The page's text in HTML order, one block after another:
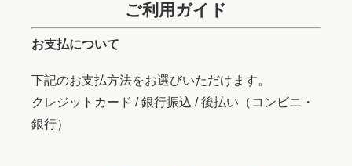
ご利用ガイド
お支払について
下記のお支払方法をお選びいただけます。
クレジットカード / 銀行振込 / 後払い（コンビニ・
銀行）